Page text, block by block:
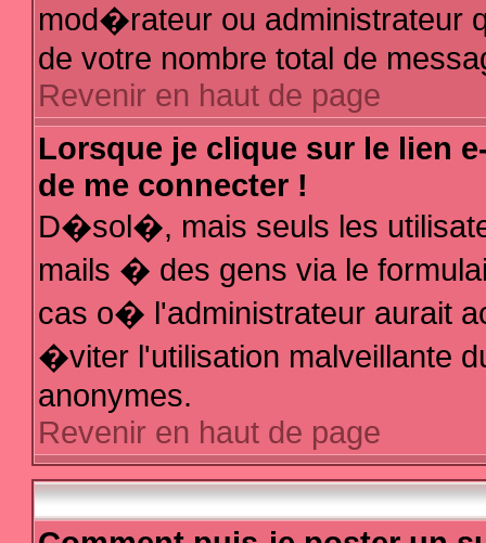
mod�rateur ou administrateur
de votre nombre total de
Revenir en haut de page
Lorsque je clique sur le lien
de me connecter !
D�sol�, mais seuls les
mails � des gens via le
cas o� l'administrateur aurait
�viter l'utilisation malveillante
anonymes.
Revenir en haut de page